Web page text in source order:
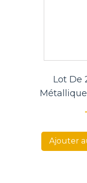
Lot De
Ajouter